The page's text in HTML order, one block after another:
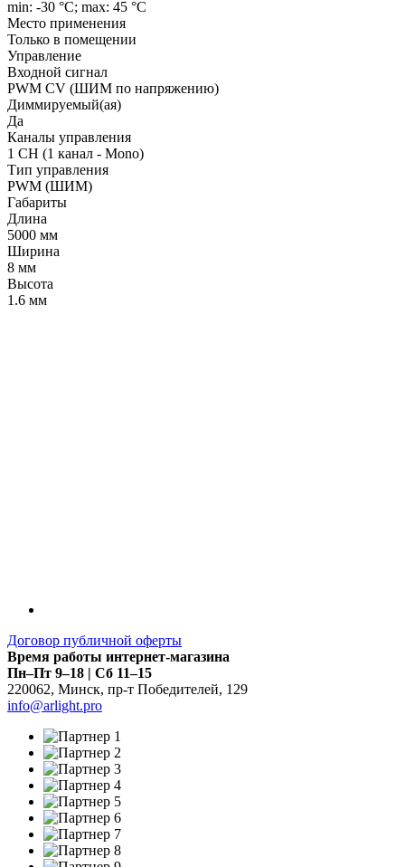
min: -30 °C; max: 45 °C
Место применения
Только в помещении
Управление
Входной сигнал
PWM СV (ШИМ по напряжению)
Диммируемый(ая)
Да
Каналы управления
1 CH (1 канал - Mono)
Тип управления
PWM (ШИМ)
Габариты
Длина
5000 мм
Ширина
8 мм
Высота
1.6 мм
Договор публичной оферты
Время работы интернет-магазина
Пн–Пт 9–18 | Сб 11–15
220062, Минск, пр-т Победителей, 129
info@arlight.pro